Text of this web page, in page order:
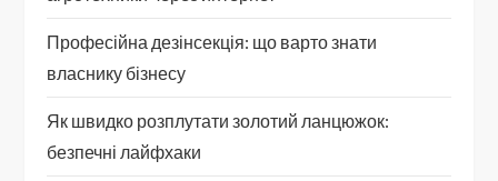
Професійна дезінсекція: що варто знати
власнику бізнесу
Як швидко розплутати золотий ланцюжок:
безпечні лайфхаки